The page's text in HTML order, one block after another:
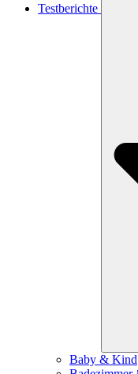
Testberichte
Baby & Kind